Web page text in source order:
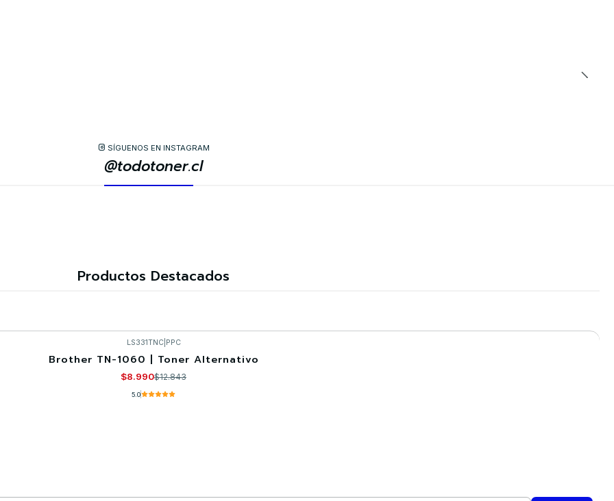
SÍGUENOS EN INSTAGRAM
@todotoner.cl
Productos Destacados
LS331TNC| PPC
Brother TN-1060 | Toner Alternativo
$8.990$12.843
5.0